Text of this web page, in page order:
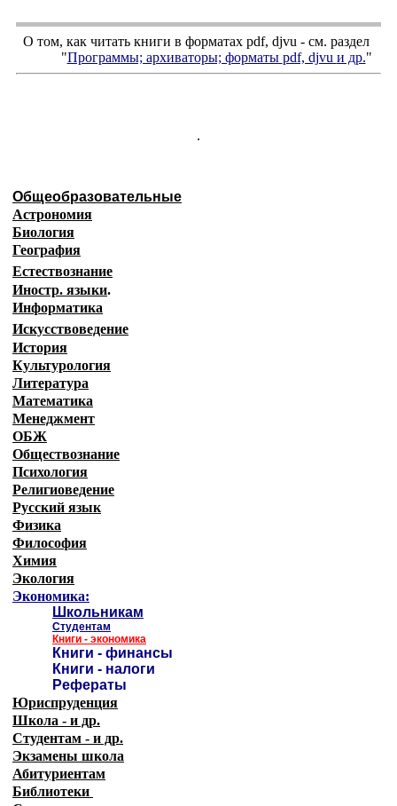
О том, как читать книги в форматах pdf, djvu - см. раздел
"Программы; архиваторы; форматы pdf, djvu и др."
.
Общеобразовательные
Астрономия
Биология
География
Естествознание
Иностр. языки.
Информатика
Искусствоведение
История
Культурология
Литература
Математика
Менеджмент
ОБЖ
Обществознание
Психология
Религиоведение
Русский язык
Физика
Философия
Химия
Экология
Экономика:
Школьникам
Студентам
Книги - экономика
Книги - финансы
Книги - налоги
Рефераты
Юриспруденция
Школа - и др.
Студентам - и др.
Экзамены школа
Абитуриентам
Библиотеки